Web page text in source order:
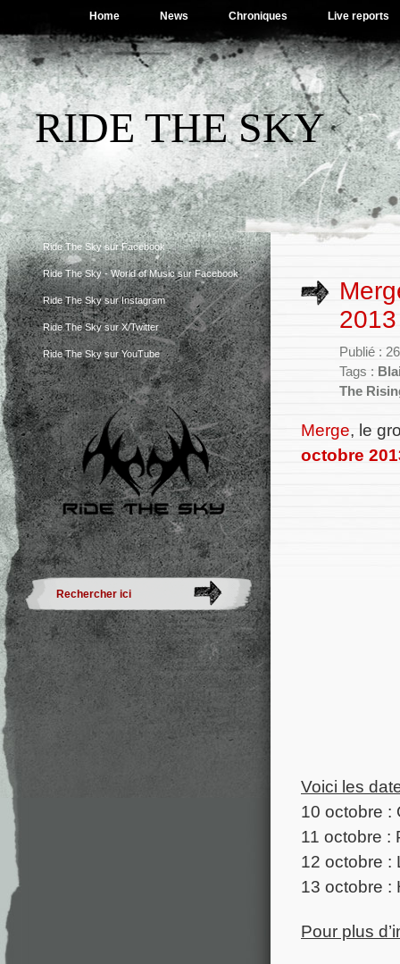
Home News Chroniques Live reports
RIDE THE SKY
Ride The Sky sur Facebook
Ride The Sky - World of Music sur Facebook
Ride The Sky sur Instagram
Ride The Sky sur X/Twitter
Ride The Sky sur YouTube
2013
Publié :
Tags :
The
Merge, le
octobre
Voici les
10 octobre :
11 octobre :
12 octobre :
13 octobre :
Pour plus